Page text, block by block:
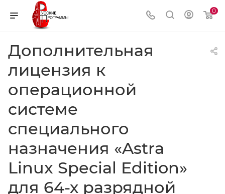
0
Дополнительная
лицензия к
операционной
системе
специального
назначения «Astra
Linux Special Edition»
для 64-х разрядной